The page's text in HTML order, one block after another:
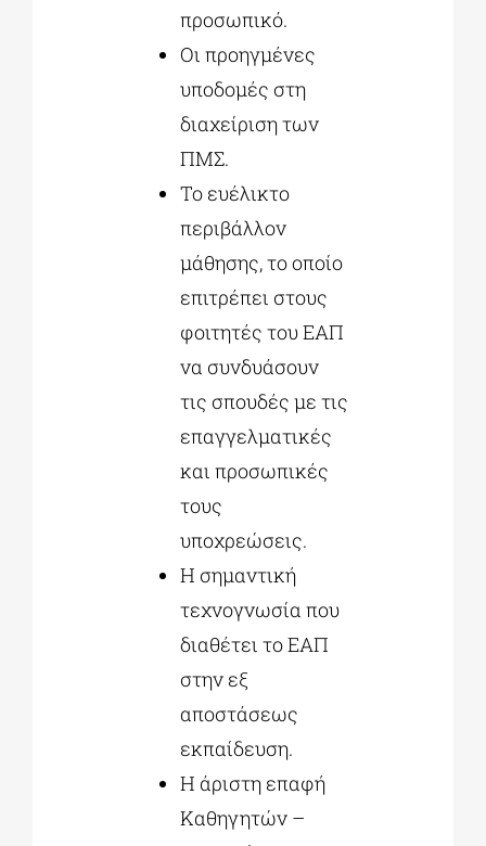
προσωπικό.
Οι προηγμένες
υποδομές στη
διαχείριση των
ΠΜΣ.
Το ευέλικτο
περιβάλλον
μάθησης, το οποίο
επιτρέπει στους
φοιτητές του ΕΑΠ
να συνδυάσουν
τις σπουδές με τις
επαγγελματικές
και προσωπικές
τους
υποχρεώσεις.
Η σημαντική
τεχνογνωσία που
διαθέτει το ΕΑΠ
στην εξ
αποστάσεως
εκπαίδευση.
Η άριστη επαφή
Καθηγητών –